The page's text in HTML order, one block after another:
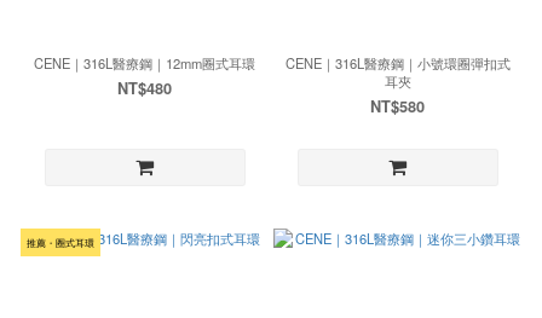
CENE｜316L醫療鋼｜12mm圈式耳環
NT$480
CENE｜316L醫療鋼｜小號環圈彈扣式
耳夾
NT$580
推薦・圈式耳環